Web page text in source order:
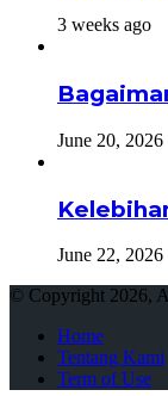
3 weeks ago
June 20, 2026
June 22, 2026
© Copyright 2026,
Home
Tentang Kami
Term of Use